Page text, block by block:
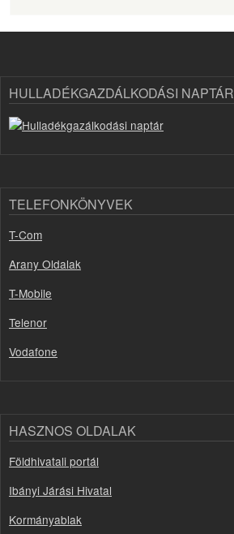
HULLADÉKGAZDÁLKODÁSI NAPTÁR
TELEFONKÖNYVEK
T-Com
Arany Oldalak
T-Mobile
Telenor
Vodafone
HASZNOS OLDALAK
Földhivatali portál
Ibányi Járási Hivatal
Kormányablak